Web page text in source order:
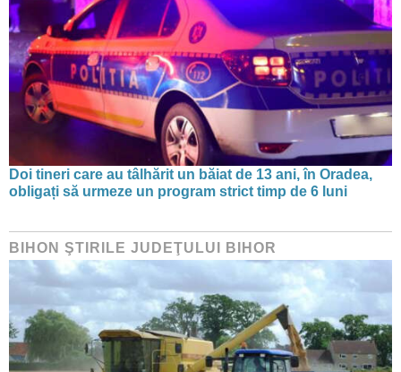
Doi tineri care au tâlhărit un băiat de 13 ani, în Oradea,
obligați să urmeze un program strict timp de 6 luni
BIHON ŞTIRILE JUDEŢULUI BIHOR